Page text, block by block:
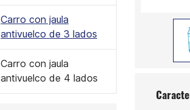
Carro con jaula
antivuelco de 3 lados
Carro con jaula
antivuelco de 4 lados